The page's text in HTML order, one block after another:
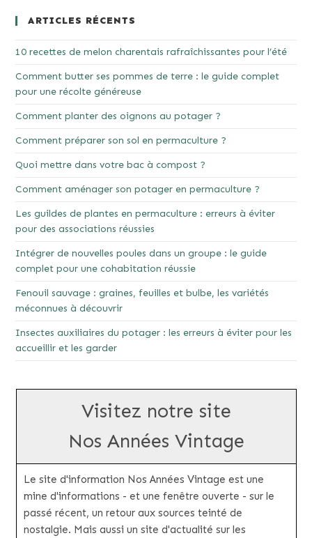
ARTICLES RÉCENTS
10 recettes de melon charentais rafraîchissantes pour l’été
Comment butter ses pommes de terre : le guide complet
pour une récolte généreuse
Comment planter des oignons au potager ?
Comment préparer son sol en permaculture ?
Quoi mettre dans votre bac à compost ?
Comment aménager son potager en permaculture ?
Les guildes de plantes en permaculture : erreurs à éviter
pour des associations réussies
Intégrer de nouvelles poules dans un groupe : le guide
complet pour une cohabitation réussie
Fenouil sauvage : graines, feuilles et bulbe, les variétés
méconnues à découvrir
Insectes auxiliaires du potager : les erreurs à éviter pour les
accueillir et les garder
Visitez notre site
Nos Années Vintage
Le site d'information Nos Années Vintage est une
mine d'informations - et une fenêtre ouverte - sur le
passé récent, un retour aux sources teinté de
nostalgie. Mais aussi un site d'actualité sur les